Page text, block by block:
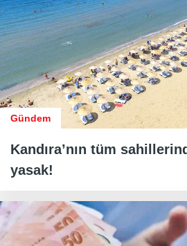
Gündem
Kandıra’nın tüm
yasak!